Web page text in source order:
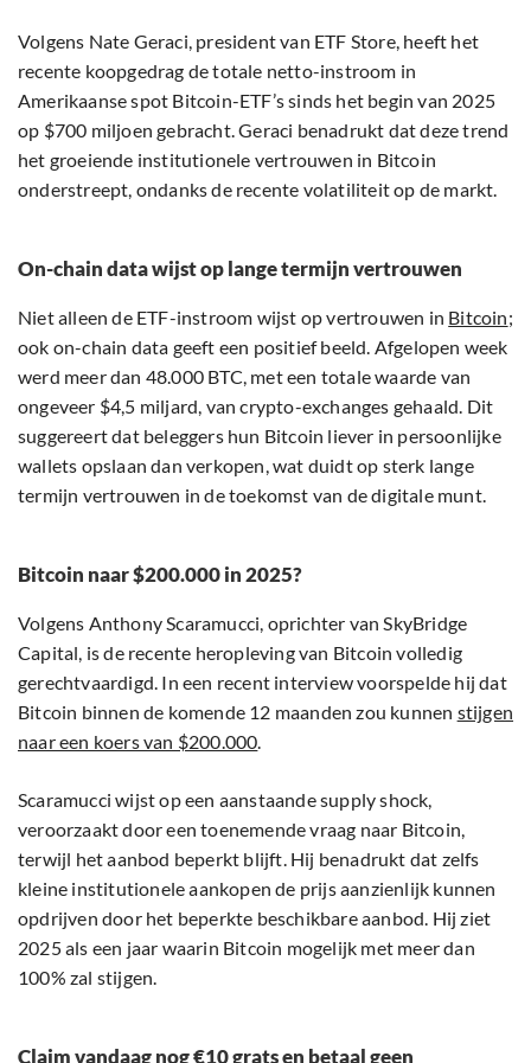
Volgens Nate Geraci, president van ETF Store, heeft het
recente koopgedrag de totale netto-instroom in
Amerikaanse spot Bitcoin-ETF’s sinds het begin van 2025
op $700 miljoen gebracht. Geraci benadrukt dat deze trend
het groeiende institutionele vertrouwen in Bitcoin
onderstreept, ondanks de recente volatiliteit op de markt.
On-chain data wijst op lange termijn vertrouwen
Niet alleen de ETF-instroom wijst op vertrouwen in Bitcoin;
ook on-chain data geeft een positief beeld. Afgelopen week
werd meer dan 48.000 BTC, met een totale waarde van
ongeveer $4,5 miljard, van crypto-exchanges gehaald. Dit
suggereert dat beleggers hun Bitcoin liever in persoonlijke
wallets opslaan dan verkopen, wat duidt op sterk lange
termijn vertrouwen in de toekomst van de digitale munt.
Bitcoin naar $200.000 in 2025?
Volgens Anthony Scaramucci, oprichter van SkyBridge
Capital, is de recente heropleving van Bitcoin volledig
gerechtvaardigd. In een recent interview voorspelde hij dat
Bitcoin binnen de komende 12 maanden zou kunnen stijgen
naar een koers van $200.000.
Scaramucci wijst op een aanstaande supply shock,
veroorzaakt door een toenemende vraag naar Bitcoin,
terwijl het aanbod beperkt blijft. Hij benadrukt dat zelfs
kleine institutionele aankopen de prijs aanzienlijk kunnen
opdrijven door het beperkte beschikbare aanbod. Hij ziet
2025 als een jaar waarin Bitcoin mogelijk met meer dan
100% zal stijgen.
Claim vandaag nog €10 grats en betaal geen